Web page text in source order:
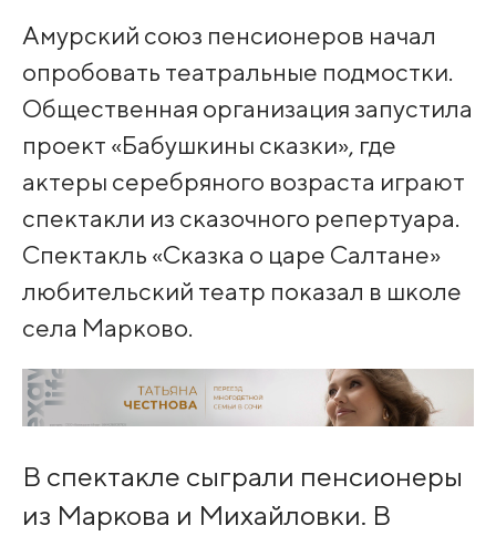
Амурский союз пенсионеров начал
опробовать театральные подмостки.
Общественная организация запустила
проект «Бабушкины сказки», где
актеры серебряного возраста играют
спектакли из сказочного репертуара.
Спектакль «Сказка о царе Салтане»
любительский театр показал в школе
села Марково.
В спектакле сыграли пенсионеры
из Маркова и Михайловки. В